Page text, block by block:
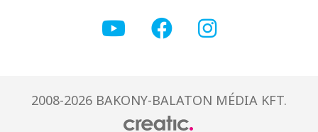
2008-2026 BAKONY-BALATON MÉDIA KFT.